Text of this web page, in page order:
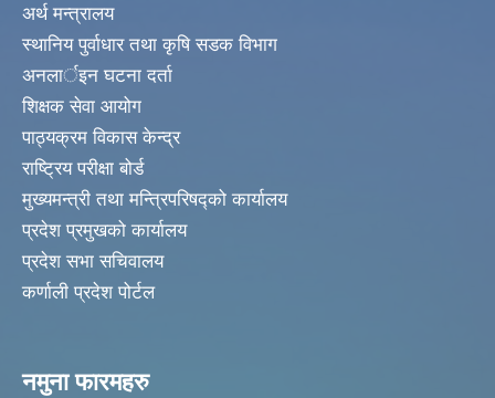
अर्थ मन्त्रालय
स्थानिय पुर्वाधार तथा कृषि सडक विभाग
अनलार्इन घटना दर्ता
शिक्षक सेवा आयोग
पाठ्यक्रम विकास केन्द्र
राष्ट्रिय परीक्षा बोर्ड
मुख्यमन्त्री तथा मन्त्रिपरिषद्को कार्यालय
प्रदेश प्रमुखको कार्यालय
प्रदेश सभा सचिवालय
कर्णाली प्रदेश पोर्टल
नमुना फारमहरु